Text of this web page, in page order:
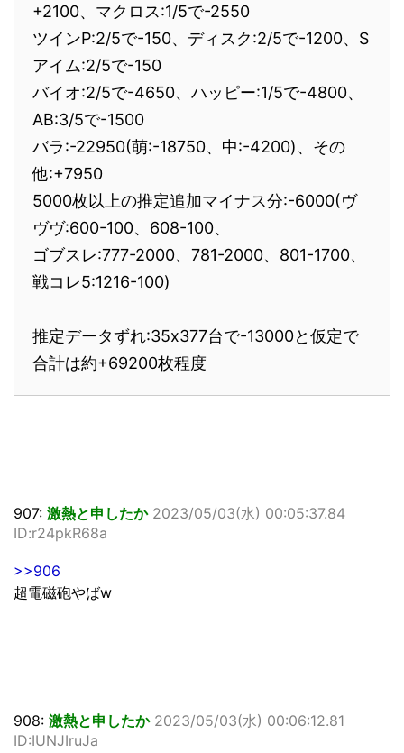
+2100、マクロス:1/5で-2550
ツインP:2/5で-150、ディスク:2/5で-1200、S
アイム:2/5で-150
バイオ:2/5で-4650、ハッピー:1/5で-4800、
AB:3/5で-1500
バラ:-22950(萌:-18750、中:-4200)、その
他:+7950
5000枚以上の推定追加マイナス分:-6000(ヴ
ヴヴ:600-100、608-100、
ゴブスレ:777-2000、781-2000、801-1700、
戦コレ5:1216-100)
推定データずれ:35x377台で-13000と仮定で
合計は約+69200枚程度
907: 激熱と申したか 2023/05/03(水) 00:05:37.84
ID:r24pkR68a
>>906
超電磁砲やばw
908: 激熱と申したか 2023/05/03(水) 00:06:12.81
ID:IUNJIruJa